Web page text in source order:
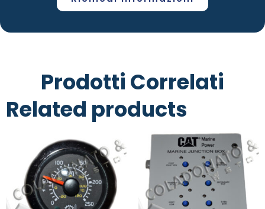
Prodotti Correlati
Related products